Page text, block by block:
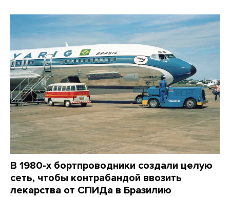
В 1980-х бортпроводники создали целую
сеть, чтобы контрабандой ввозить
лекарства от СПИДа в Бразилию